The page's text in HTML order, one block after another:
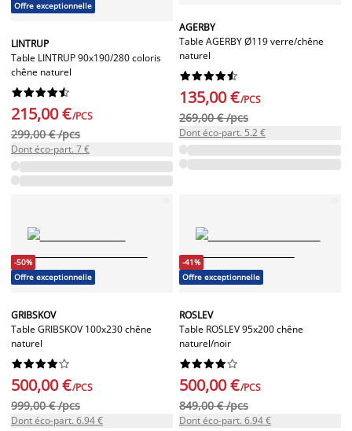
Offre exceptionnelle
LINTRUP
Table LINTRUP 90x190/280 coloris
chêne naturel






215,00 €/PCS
299,00 € /pcs
Dont éco-part. 7 €
AGERBY
Table AGERBY Ø119 verre/chêne
naturel






135,00 €/PCS
269,00 € /pcs
Dont éco-part. 5.2 €
-50%
Offre exceptionnelle
GRIBSKOV
Table GRIBSKOV 100x230 chêne
naturel






500,00 €/PCS
999,00 € /pcs
Dont éco-part. 6.94 €
-41%
Offre exceptionnelle
ROSLEV
Table ROSLEV 95x200 chêne
naturel/noir






500,00 €/PCS
849,00 € /pcs
Dont éco-part. 6.94 €